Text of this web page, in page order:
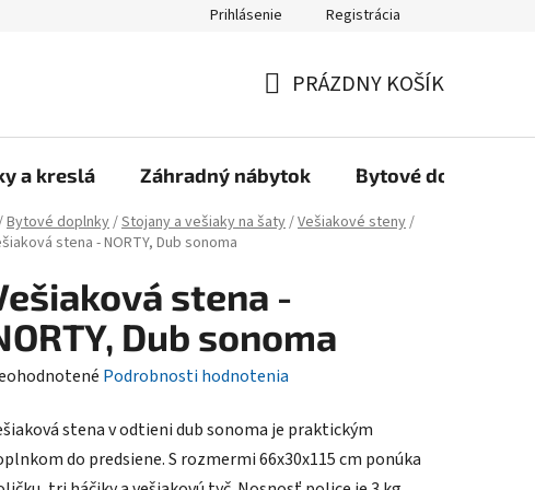
Reklamačný poriadok, Záručné podmienky Reklamačný formulár
Prihlásenie Registrácia
KOŠÍK
PRÁZDNY KOŠÍK
a kreslá Záhradný nábytok Bytové doplnky
Domov
Bytové doplnky/Stojany a vešiaky na šaty/Vešiakové steny/
stena - NORTY, Dub sonoma
stena -
Dub sonoma
Podrobnosti hodnotenia
stena v odtieni dub sonoma je praktickým
do predsiene. S rozmermi 66x30x115 cm ponúka